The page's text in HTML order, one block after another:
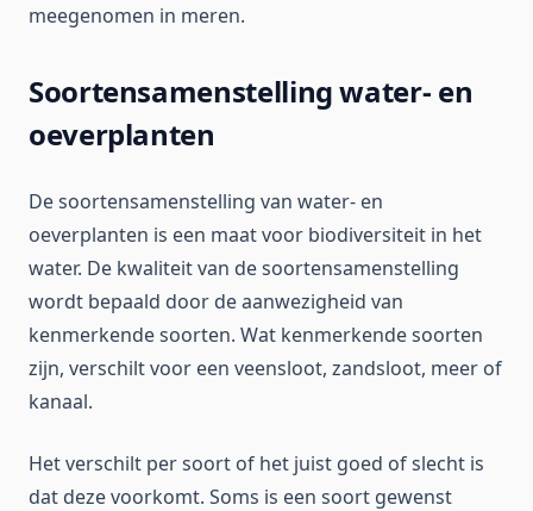
meegenomen in meren.
Soortensamenstelling water- en
oeverplanten
De soortensamenstelling van water- en
oeverplanten is een maat voor biodiversiteit in het
water. De kwaliteit van de soortensamenstelling
wordt bepaald door de aanwezigheid van
kenmerkende soorten. Wat kenmerkende soorten
zijn, verschilt voor een veensloot, zandsloot, meer of
kanaal.
Het verschilt per soort of het juist goed of slecht is
dat deze voorkomt. Soms is een soort gewenst